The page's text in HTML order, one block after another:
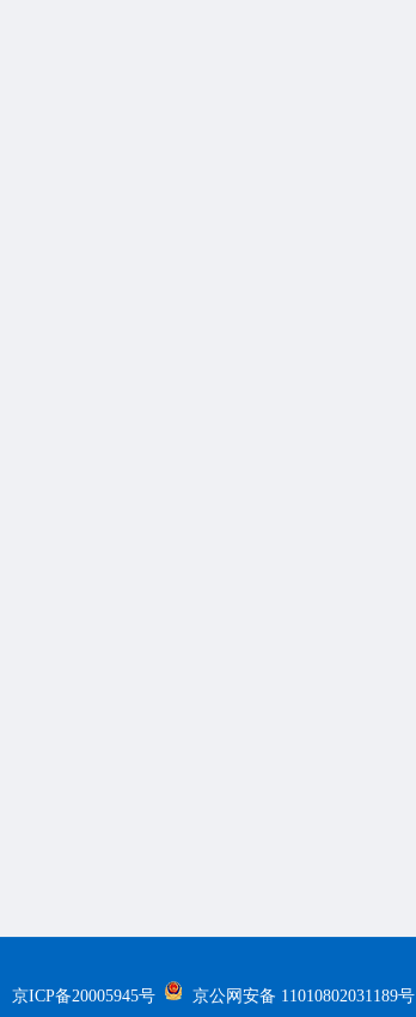
京ICP备20005945号 京公网安备 11010802031189号